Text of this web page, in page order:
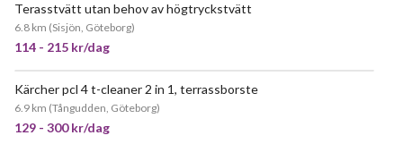
Terasstvätt utan behov av högtryckstvätt
6.8 km (Sisjön, Göteborg)
114 - 215 kr/dag
Kärcher pcl 4 t-cleaner 2 in 1, terrassborste
6.9 km (Tångudden, Göteborg)
129 - 300 kr/dag